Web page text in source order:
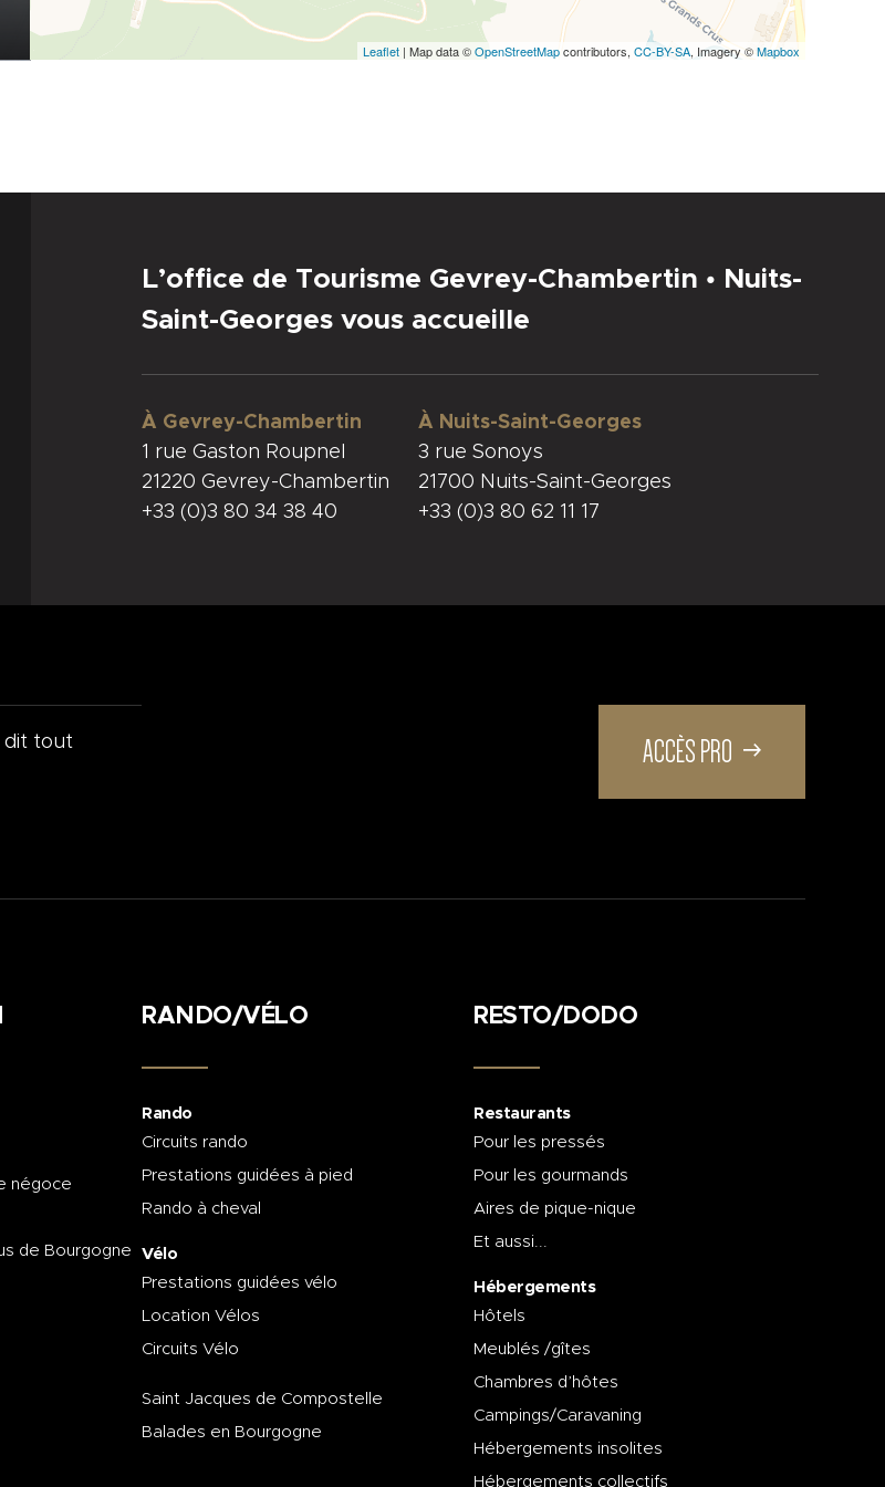
Leaflet | Map data ©OpenStreetMapcontributors, CC-BY-SA, Imagery ©Mapbox
L’office de Tourisme Gevrey-Chambertin • Nuits-
Saint-Georges vous accueille
À Gevrey-Chambertin
1 rue Gaston Roupnel
21220 Gevrey-Chambertin
+33 (0)3 80 34 38 40
À Nuits-Saint-Georges
3 rue Sonoys
21700 Nuits-Saint-Georges
+33 (0)3 80 62 11 17
dit tout ACCÈS PRO
négoce
de Bourgogne
RANDO/VÉLO
Rando
Circuits rando
Prestations guidées à pied
Rando à cheval
Vélo
Prestations guidées vélo
Location Vélos
Circuits Vélo
Saint Jacques de Compostelle
Balades en Bourgogne
RESTO/DODO
Restaurants
Pour les pressés
Pour les gourmands
Aires de pique-nique
Et aussi...
Hébergements
Hôtels
Meublés /gîtes
Chambres d’hôtes
Campings/Caravaning
Hébergements insolites
Hébergements collectifs